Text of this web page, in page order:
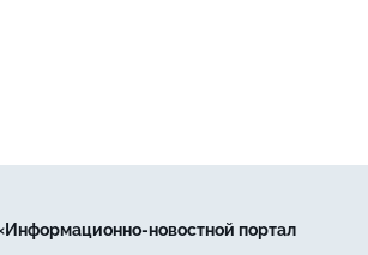
новостной портал